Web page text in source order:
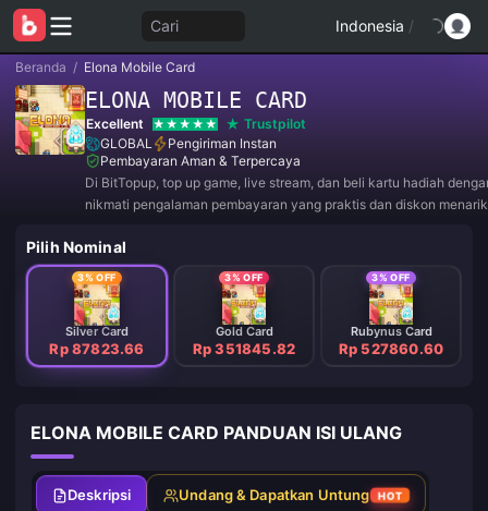
Cari Indonesia /
Beranda / Elona Mobile Card
ELONA MOBILE CARD
Excellent
Trustpilot
GLOBAL
Pengiriman Instan
Pembayaran Aman & Terpercaya
Di BitTopup, top up game, live stream, dan beli kartu hadiah
nikmati pengalaman pembayaran yang praktis dan diskon
Pilih Nominal
3% OFF
Silver Card
Rp 87823.66
3% OFF
Gold Card
Rp 351845.82
3% OFF
Rubynus Card
Rp 527860.60
ELONA MOBILE CARD PANDUAN ISI ULANG
Deskripsi Undang & Dapatkan Untung HOT